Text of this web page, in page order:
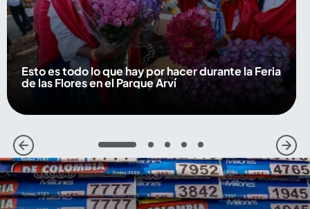
Esto es todo lo que hay por hacer durante la Feria
de las Flores en el Parque Arví
1 2 3 4 5